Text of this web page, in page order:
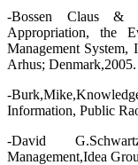
-Bossen Claus &
Appropriation, the
Management
Arhus; Denmark,2005.
-
Information, Public
-David
Management,Idea